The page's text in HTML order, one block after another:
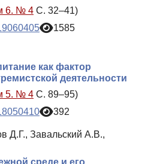
6. № 4 С. 32–41)
1585
как фактор
деятельности
5. № 4 С. 89–95)
392
Д.Г., Завальский А.В.,
среде и его